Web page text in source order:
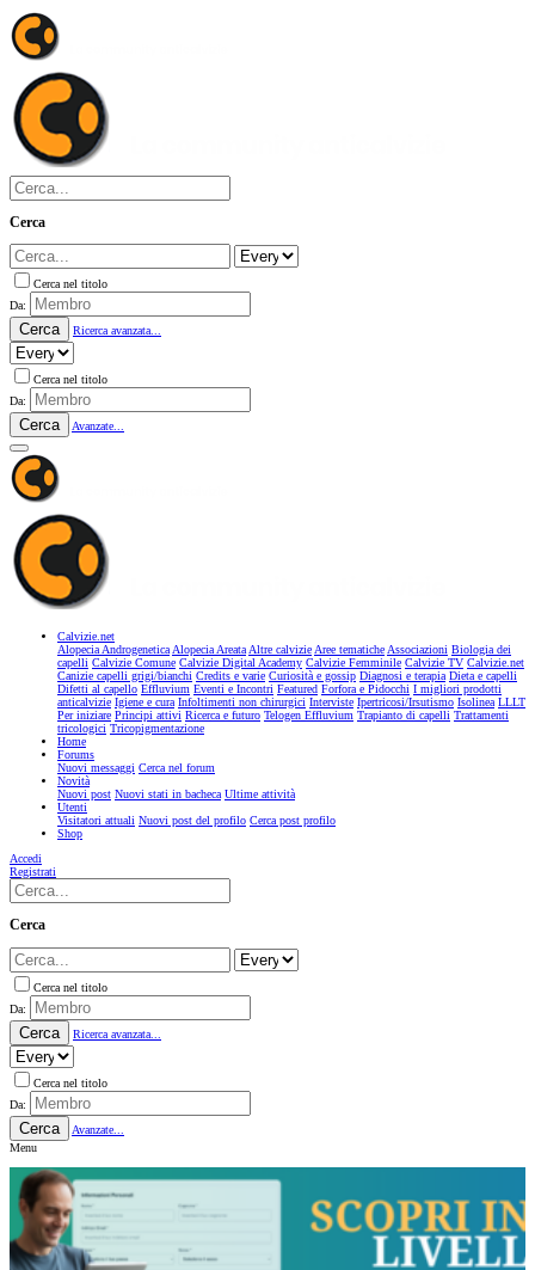
Cerca
Cerca nel titolo
Da:
Cerca Ricerca avanzata...
Cerca nel titolo
Da:
Cerca Avanzate...
Calvizie.net
Alopecia AndrogeneticaAlopecia AreataAltre calvizieAree tematicheAssociazioni Biologia dei
capelli Calvizie Comune Calvizie Digital Academy Calvizie Femminile Calvizie TV Calvizie.net
Canizie capelli grigi/bianchi Credits e varie Curiosità e gossip Diagnosi e terapia Dieta e capelli
Difetti al capello Effluvium Eventi e Incontri Featured Forfora e Pidocchi I migliori prodotti
anticalvizie Igiene e cura Infoltimenti non chirurgici Interviste Ipertricosi/Irsutismo Isolinea LLLT
Per iniziare Principi attivi Ricerca e futuro Telogen Effluvium Trapianto di capelli Trattamenti
tricologici Tricopigmentazione
Home
Forums
Nuovi messaggi Cerca nel forum
Novità
Nuovi post Nuovi stati in bacheca Ultime attività
Utenti
Visitatori attuali Nuovi post del profilo Cerca post profilo
Shop
Accedi
Registrati
Cerca
Cerca nel titolo
Da:
Cerca Ricerca avanzata...
Cerca nel titolo
Da:
Cerca
Avanzate...
Menu